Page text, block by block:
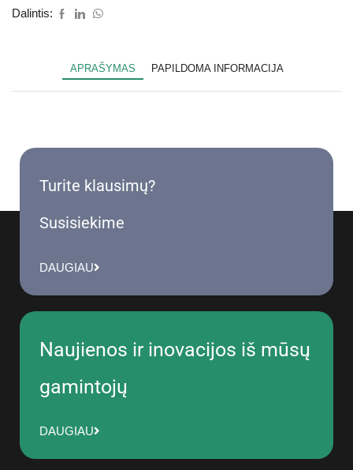
Dalintis:
APRAŠYMAS PAPILDOMA INFORMACIJA
Turite klausimų?
Susisiekime
DAUGIAU
Naujienos ir inovacijos iš mūsų
gamintojų
DAUGIAU